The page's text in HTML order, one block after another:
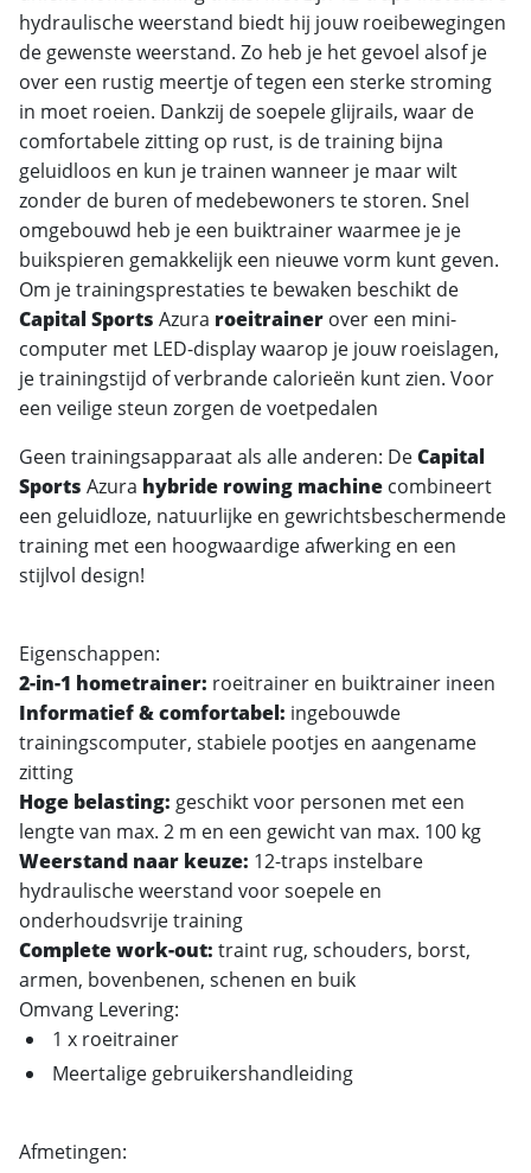
hydraulische weerstand biedt hij jouw roeibewegingen
de gewenste weerstand. Zo heb je het gevoel alsof je
over een rustig meertje of tegen een sterke stroming
in moet roeien. Dankzij de soepele glijrails, waar de
comfortabele zitting op rust, is de training bijna
geluidloos en kun je trainen wanneer je maar wilt
zonder de buren of medebewoners te storen. Snel
omgebouwd heb je een buiktrainer waarmee je je
buikspieren gemakkelijk een nieuwe vorm kunt geven.
Om je trainingsprestaties te bewaken beschikt de
Capital Sports Azura roeitrainer over een mini-
computer met LED-display waarop je jouw roeislagen,
je trainingstijd of verbrande calorieën kunt zien. Voor
een veilige steun zorgen de voetpedalen
Geen trainingsapparaat als alle anderen: DeCapital
Sports Azura hybride rowing machine combineert
een geluidloze, natuurlijke en gewrichtsbeschermende
training met een hoogwaardige afwerking en een
stijlvol design!
Eigenschappen:
2-in-1 hometrainer: roeitrainer en buiktrainer ineen
Informatief & comfortabel: ingebouwde
trainingscomputer, stabiele pootjes en aangename
zitting
Hoge belasting: geschikt voor personen met een
lengte van max. 2 m en een gewicht van max. 100 kg
Weerstand naar keuze: 12-traps instelbare
hydraulische weerstand voor soepele en
onderhoudsvrije training
Complete work-out: traint rug, schouders, borst,
armen, bovenbenen, schenen en buik
Omvang Levering:
1 x roeitrainer
Meertalige gebruikershandleiding
Afmetingen: